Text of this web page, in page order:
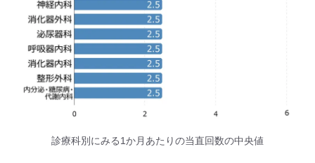
診療科別にみる1か月あたりの当直回数の中央値